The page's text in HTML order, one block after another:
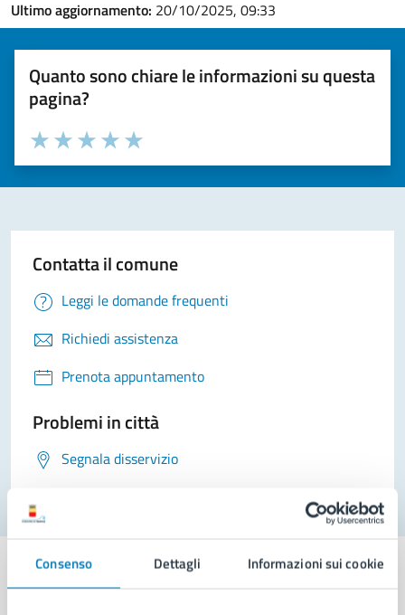
Consenso Dettagli Informazioni sui cookie
Ultimo aggiornamento: 20/10/2025, 09:33
Quanto sono chiare le informazioni su questa
pagina?
Valuta la chiarezza delle informazioni (da 1 a 5 stelle)
Seleziona il numero di stelle per valutare la chiarezza delle
Valuta 5 stelle su 5
Valuta 4 stelle su 5
Valuta 3 stelle su 5
Valuta 2 stelle su 5
Valuta 1 stelle su 5
Contatta il comune
Leggi le domande frequenti
Richiedi assistenza
Prenota appuntamento
Problemi in città
Segnala disservizio